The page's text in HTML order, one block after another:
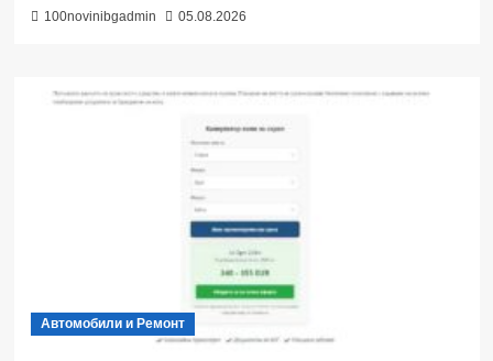
100novinibgadmin 05.08.2026
Автомобили и Ремонт